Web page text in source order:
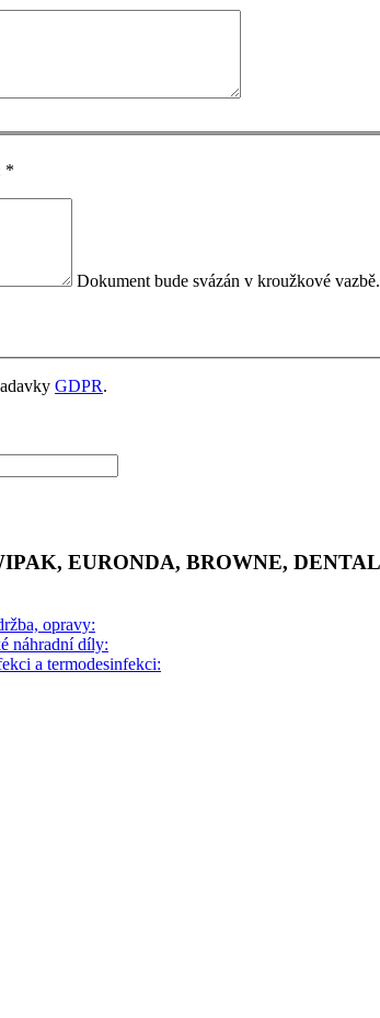
*
Dokument bude svázán v kroužkové
GDPR.
EURONDA, BROWNE,
opravy:
náhradní díly:
a termodesinfekci: